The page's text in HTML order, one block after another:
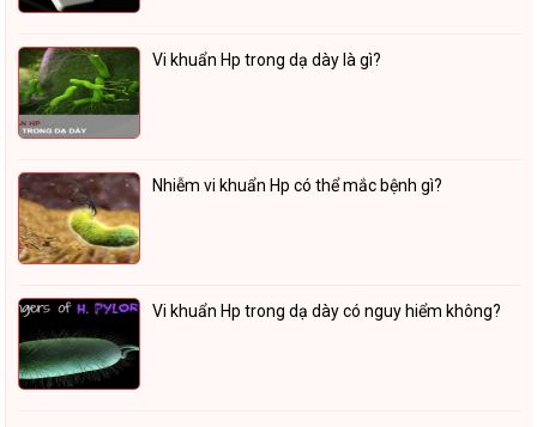
Vi khuẩn Hp trong dạ dày là gì?
Nhiễm vi khuẩn Hp có thể mắc bệnh gì?
Vi khuẩn Hp trong dạ dày có nguy hiểm không?